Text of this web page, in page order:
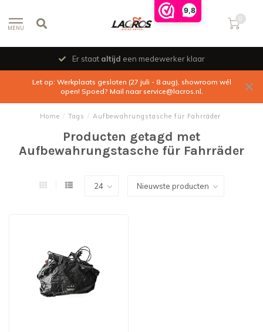
9,8
MENU
0
Er staat altijd een medewerker klaar
Let op: Werkplaats gesloten (27 juli - 8 aug), showroom wél
open! Spoed? Mail naarservice@lacros.nl.
Home / Tags / Aufbewahrungstasche für Fahrräder
Producten getagd met
Aufbewahrungstasche für Fahrräder